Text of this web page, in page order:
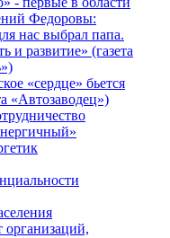
Федоровы:
нас выбрал папа.
и развитие» (газета
«сердце» бьется
«Автозаводец»)